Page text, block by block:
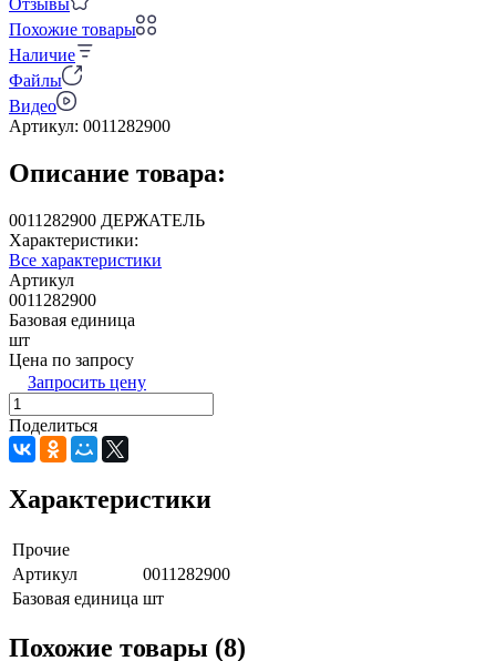
Похожие товары
Наличие
Файлы
Видео
Артикул: 0011282900
Описание товара:
0011282900 ДЕРЖАТЕЛЬ
Характеристики:
Все характеристики
Артикул
0011282900
Базовая единица
шт
Цена по запросу
Запросить цену
Поделиться
Характеристики
Прочие
Артикул
0011282900
Базовая единица шт
Похожие товары (8)